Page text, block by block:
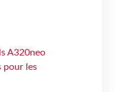
A320neo
pour les